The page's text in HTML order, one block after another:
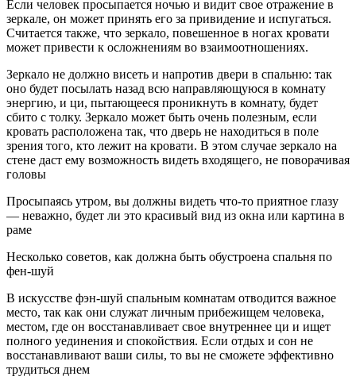
Если человек просыпается ночью и видит свое отражение в
зеркале, он может принять его за привидение и испугаться.
Считается также, что зеркало, повешенное в ногах кровати
может привести к осложнениям во взаимоотношениях.
Зеркало не должно висеть и напротив двери в спальню: так
оно будет посылать назад всю направляющуюся в комнату
энергию, и ци, пытающееся проникнуть в комнату, будет
сбито с толку. Зеркало может быть очень полезным, если
кровать расположена так, что дверь не находиться в поле
зрения того, кто лежит на кровати. В этом случае зеркало на
стене даст ему возможность видеть входящего, не поворачивая
головы
Просыпаясь утром, вы должны видеть что-то приятное глазу
— неважно, будет ли это красивый вид из окна или картина в
раме
Несколько советов, как должна быть обустроена спальня по
фен-шуй
В искусстве фэн-шуй спальным комнатам отводится важное
место, так как они служат личным прибежищем человека,
местом, где он восстанавливает свое внутреннее ци и ищет
полного уединения и спокойствия. Если отдых и сон не
восстанавливают ваши силы, то вы не сможете эффективно
трудиться днем